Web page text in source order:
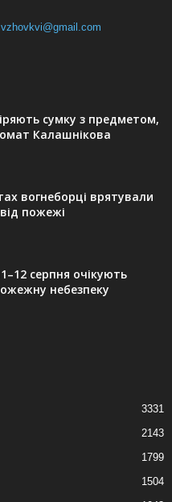
vzhovkvi@gmail.com
сумку з предметом,
Калашнікова
вогнеборці врятували
від пожежі
серпня очікують
небезпеку
3331
2143
1799
1504